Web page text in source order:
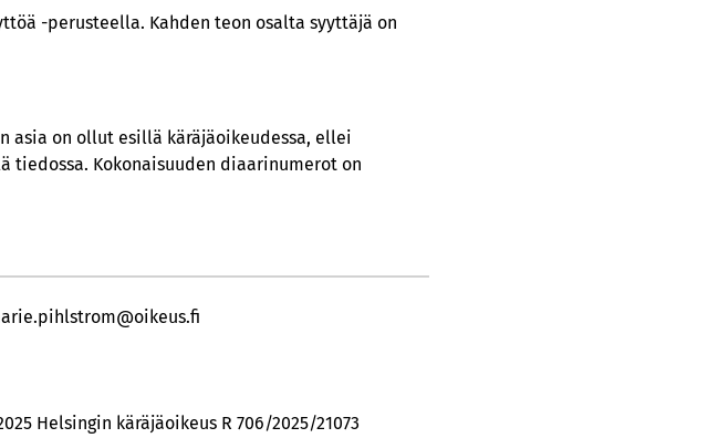
-perusteella. Kahden teon osalta syyttäjä on
asia on ollut esillä käräjäoikeudessa, ellei
tiedossa. Kokonaisuuden diaarinumerot on
Helsingin käräjäoikeus R 706/2025/21073